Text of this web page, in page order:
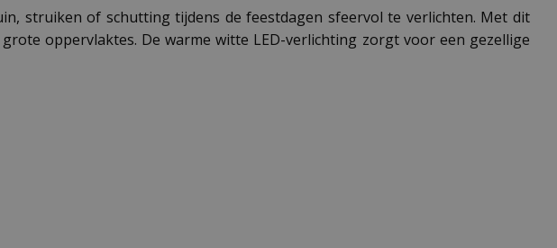
struiken of schutting tijdens de feestdagen sfeervol te verlichten. Met dit
oppervlaktes. De warme witte LED-verlichting zorgt voor een gezellige